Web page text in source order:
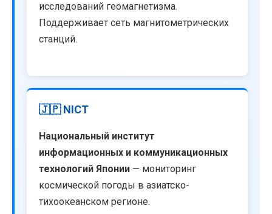
исследований геомагнетизма.
Поддерживает сеть магнитометрических
станций.
🇯🇵 NICT
Национальный институт
информационных и коммуникационных
технологий Японии — мониторинг
космической погоды в азиатско-
тихоокеанском регионе.